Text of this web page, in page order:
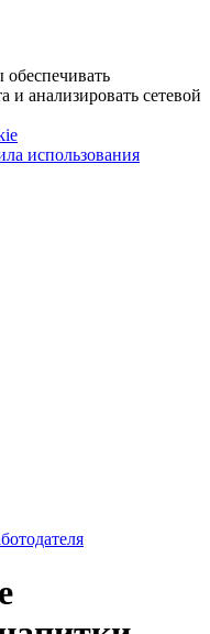
и анализировать сетевой
использования